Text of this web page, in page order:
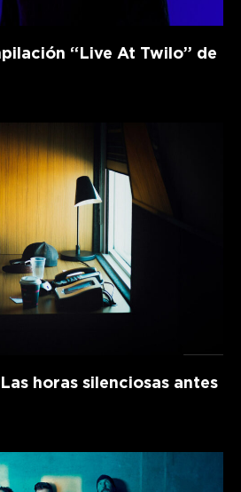
“Live At Twilo” de
horas silenciosas antes